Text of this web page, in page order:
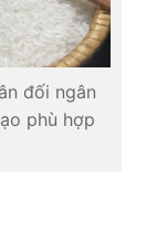
đối ngân
phù hợp